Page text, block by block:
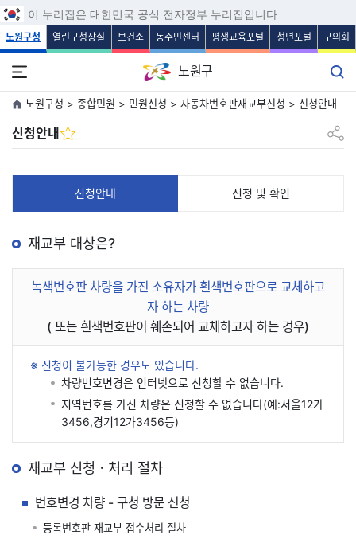
본문 바로가기
주메뉴 바로가기
보조메뉴 바로가기
푸터 바로가기
이 누리집은 대한민국 공식 전자정부 누리집입니다.
노원구청 열린구청장실 보건소 동주민센터 평생교육포털 청년포털 구의회
노원구
노원구청 > 종합민원 > 민원신청 > 자동차번호판재교부신청 > 신청안내
신청안내 공유하
신청안내 신청 및 확인
재교부 대상은?
녹색번호판 차량을 가진 소유자가 흰색번호판으로 교체하고
자 하는 차량
( 또는 흰색번호판이 훼손되어 교체하고자 하는 경우)
※ 신청이 불가능한 경우도 있습니다.
차량번호변경은 인터넷으로 신청할 수 없습니다.
지역번호를 가진 차량은 신청할 수 없습니다(예:서울12가
3456,경기12가3456등)
재교부 신청ㆍ처리 절차
번호변경 차량 - 구청 방문 신청
등록번호판 재교부 접수처리 절차